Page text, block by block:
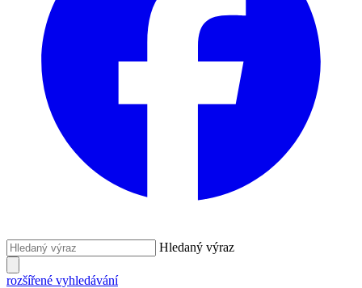
Hledaný výraz
rozšířené vyhledávání